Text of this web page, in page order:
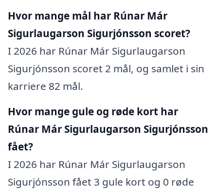
Hvor mange mål har Rúnar Már
Sigurlaugarson Sigurjónsson scoret?
I 2026 har Rúnar Már Sigurlaugarson
Sigurjónsson scoret 2 mål, og samlet i sin
karriere 82 mål.
Hvor mange gule og røde kort har
Rúnar Már Sigurlaugarson Sigurjónsson
fået?
I 2026 har Rúnar Már Sigurlaugarson
Sigurjónsson fået 3 gule kort og 0 røde